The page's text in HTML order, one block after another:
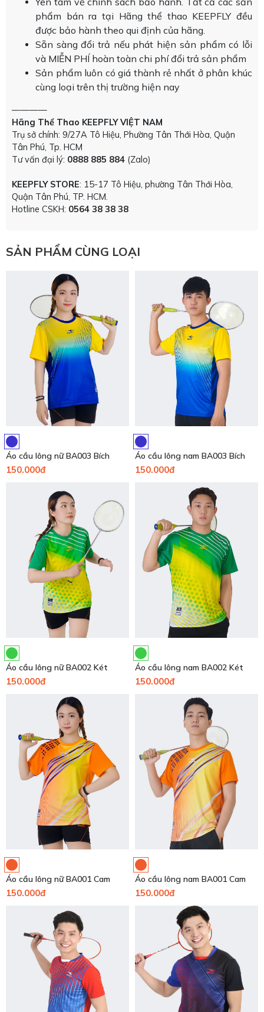
phẩm bán ra tại Hãng thể thao KEEPFLY đều
được bảo hành theo qui định của hãng.
Sẵn sàng đổi trả nếu phát hiện sản phẩm có lỗi
và MIỄN PHÍ hoàn toàn chi phí đổi trả sản phẩm
Sản phẩm luôn có giá thành rẻ nhất ở phân khúc
cùng loại trên thị trường hiện nay
————
Hãng Thể Thao KEEPFLY VIỆT NAM
Trụ sở chính: 9/27A Tô Hiệu, Phường Tân Thới Hòa, Quận
Tân Phú, Tp. HCM
Tư vấn đại lý: 0888 885 884 (Zalo)
KEEPFLY STORE: 15-17 Tô Hiệu, phường Tân Thới Hòa,
Quận Tân Phú, TP. HCM.
Hotline CSKH: 0564 38 38 38
SẢN PHẨM CÙNG LOẠI
Áo cầu lông nữ BA003 Bích
150.000đ
Áo cầu lông nam BA003 Bích
150.000đ
Áo cầu lông nữ BA002 Két
150.000đ
Áo cầu lông nam BA002 Két
150.000đ
Áo cầu lông nữ BA001 Cam
150.000đ
Áo cầu lông nam BA001 Cam
150.000đ